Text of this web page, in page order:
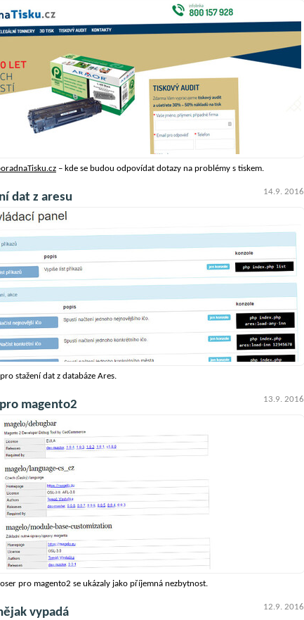
– kde se budou odpovídat dotazy na problémy s tiskem.
14.9. 2016
dat z aresu
stažení dat z databáze Ares.
13.9. 2016
magento2
pro magento2 se ukázaly jako příjemná nezbytnost.
12.9. 2016
vypadá